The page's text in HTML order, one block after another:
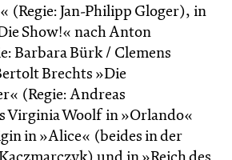
(Regie: Jan-Philipp Gloger), in
Show!« nach Anton
Barbara Bürk / Clemens
Brechts »Die
(Regie: Andreas
Virginia Woolf in »Orlando«
in »Alice« (beides in der